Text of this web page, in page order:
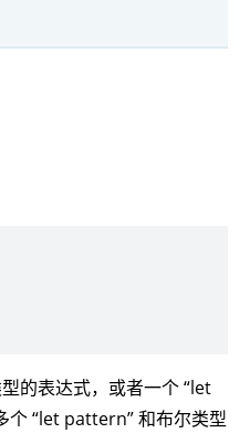
的表达式，或者一个 “let
“let pattern” 和布尔类型